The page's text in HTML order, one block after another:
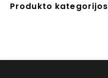
Produkto kategorijos